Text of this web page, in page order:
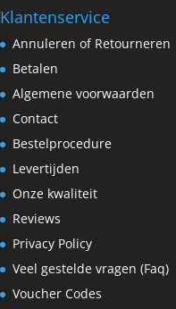
Klantenservice
Annuleren of Retourneren
Betalen
Algemene voorwaarden
Contact
Bestelprocedure
Levertijden
Onze kwaliteit
Reviews
Privacy Policy
Veel gestelde vragen (Faq)
Voucher Codes